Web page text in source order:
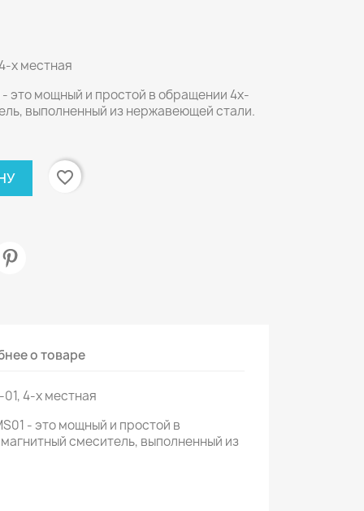
х местная
это мощный и простой в обращении 4х-
выполненный из нержавеющей стали.
favorite_border
о товаре
4-х местная
- это мощный и простой в
смеситель, выполненный из